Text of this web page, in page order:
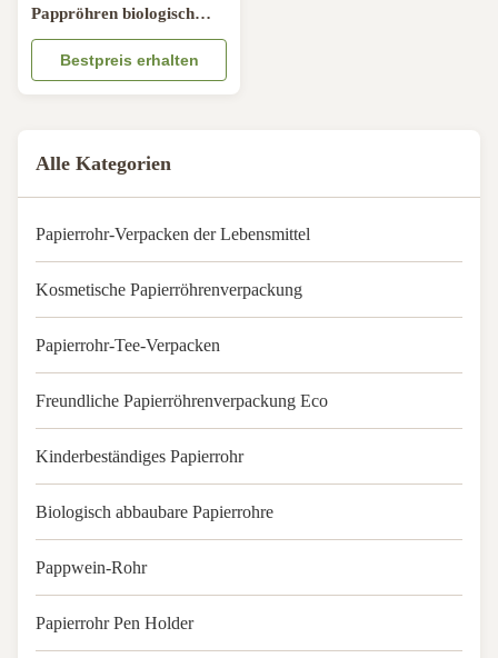
Pappröhren biologisch
abbaubarer Satin
eingefügtes CMYK
Bestpreis erhalten
Alle Kategorien
Papierrohr-Verpacken der Lebensmittel
Kosmetische Papierröhrenverpackung
Papierrohr-Tee-Verpacken
Freundliche Papierröhrenverpackung Eco
Kinderbeständiges Papierrohr
Biologisch abbaubare Papierrohre
Pappwein-Rohr
Papierrohr Pen Holder